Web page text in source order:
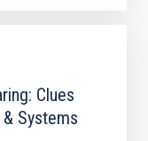
Clues
Systems